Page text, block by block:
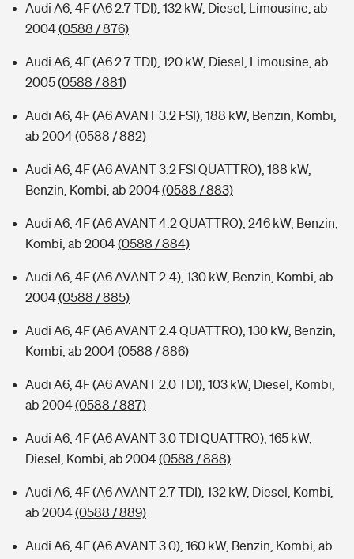
Audi A6, 4F (A6 2.7 TDI), 132 kW, Diesel, Limousine, ab
2004(0588 / 876)
Audi A6, 4F (A6 2.7 TDI), 120 kW, Diesel, Limousine, ab
2005(0588 / 881)
Audi A6, 4F (A6 AVANT 3.2 FSI), 188 kW, Benzin, Kombi,
ab 2004(0588 / 882)
Audi A6, 4F (A6 AVANT 3.2 FSI QUATTRO), 188 kW,
Benzin, Kombi, ab 2004(0588 / 883)
Audi A6, 4F (A6 AVANT 4.2 QUATTRO), 246 kW, Benzin,
Kombi, ab 2004(0588 / 884)
Audi A6, 4F (A6 AVANT 2.4), 130 kW, Benzin, Kombi, ab
2004(0588 / 885)
Audi A6, 4F (A6 AVANT 2.4 QUATTRO), 130 kW, Benzin,
Kombi, ab 2004(0588 / 886)
Audi A6, 4F (A6 AVANT 2.0 TDI), 103 kW, Diesel, Kombi,
ab 2004(0588 / 887)
Audi A6, 4F (A6 AVANT 3.0 TDI QUATTRO), 165 kW,
Diesel, Kombi, ab 2004(0588 / 888)
Audi A6, 4F (A6 AVANT 2.7 TDI), 132 kW, Diesel, Kombi,
ab 2004(0588 / 889)
Audi A6, 4F (A6 AVANT 3.0), 160 kW, Benzin, Kombi, ab